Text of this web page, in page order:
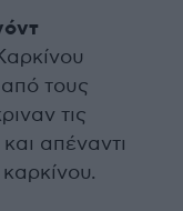
τους
τις
απέναντι